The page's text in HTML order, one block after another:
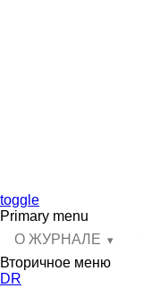
toggle
Primary menu
О ЖУРНАЛЕ
Вторичное меню
DR